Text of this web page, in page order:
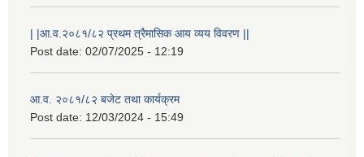
| |आ.व.२०८१/८२ प्रथम त्रैमासिक आय व्यय विवरण ||
Post date: 02/07/2025 - 12:19
आ.व. २०८१/८२ बजेट तथा कार्यक्रम
Post date: 12/03/2024 - 15:49